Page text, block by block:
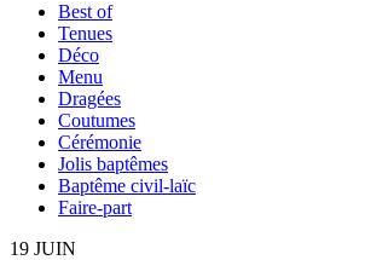
Best of
Tenues
Déco
Menu
Dragées
Coutumes
Cérémonie
Jolis baptêmes
Baptême civil-laïc
Faire-part
19 JUIN